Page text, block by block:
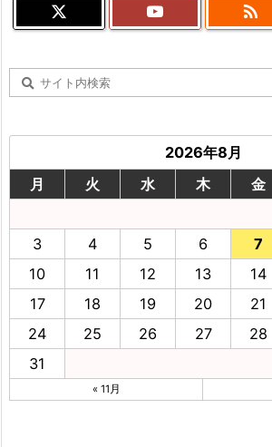

2026年8月
月
火 水 木 金
3
4 5 6 7
10
11 12 13 14
17
18 19 20 21
24
25 26 27 28
31
« 11月